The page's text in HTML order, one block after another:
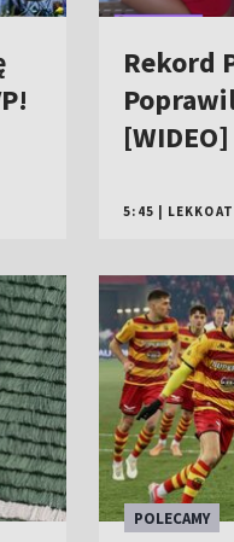
Rekord
[WIDEO]
5:45 |
POLECAMY